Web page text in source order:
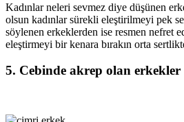
Kadınlar neleri sevmez diye düşünen
olsun kadınlar sürekli eleştirilmeyi pek
söylenen erkeklerden ise resmen nefret
eleştirmeyi bir kenara bırakın orta
5. Cebinde akrep olan erkekler